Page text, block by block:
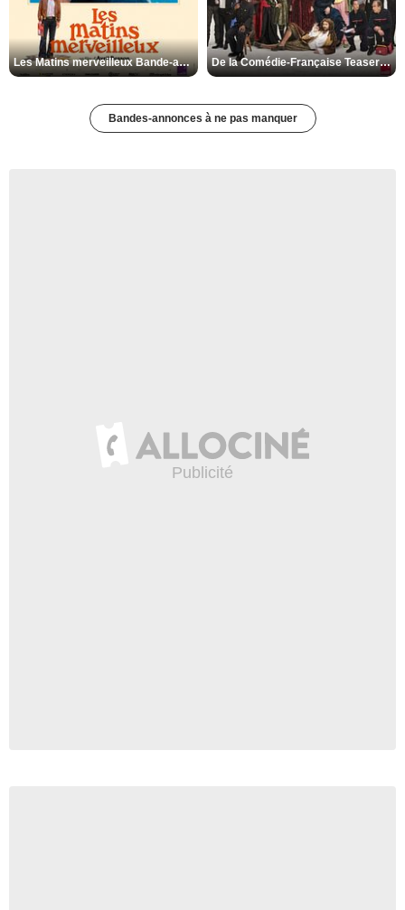
Les Matins merveilleux Bande-annonce VF De la Comédie-Française Teaser VF
Bandes-annonces à ne pas manquer